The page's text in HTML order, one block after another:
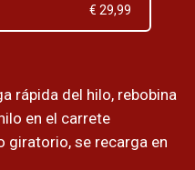
€ 29,99
rápida del hilo, rebobina
en el carrete
giratorio, se recarga en